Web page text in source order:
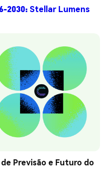
2030: Stellar Lumens
de Previsão e Futuro do